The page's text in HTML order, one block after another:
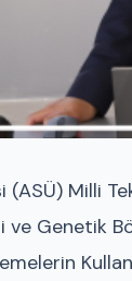
Milli
Genetik